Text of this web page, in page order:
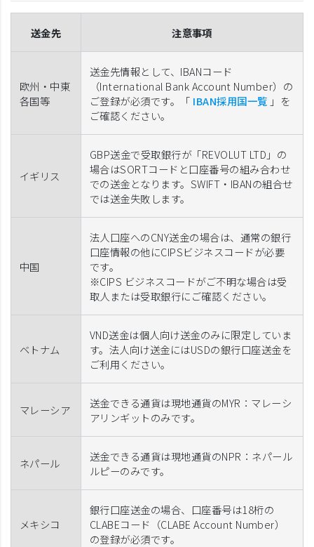
送金先 注意事項
欧州・中東
各国等
送金先情報として、IBANコード
（International Bank Account Number）の
ご登録が必須です。「 IBAN採用国一覧 」を
ご確認ください。
イギリス
GBP送金で受取銀行が「REVOLUT LTD」の
場合はSORTコードと口座番号の組み合わせ
での送金となります。SWIFT・IBANの組合せ
では送金失敗します。
中国
法人口座へのCNY送金の場合は、通常の銀行
口座情報の他にCIPSビジネスコードが必要
です。
※CIPS ビジネスコードがご不明な場合は受
取人または受取銀行にご確認ください。
ベトナム
VND送金は個人向け送金のみに限定していま
す。法人向け送金にはUSDの銀行口座送金を
ご利用ください。
マレーシア
送金できる通貨は現地通貨のMYR：マレーシ
アリンギットのみです。
ネパール
送金できる通貨は現地通貨のNPR：ネパール
ルピーのみです。
メキシコ
銀行口座送金の場合、口座番号は18桁の
CLABEコード（CLABE Account Number）
の登録が必須です。